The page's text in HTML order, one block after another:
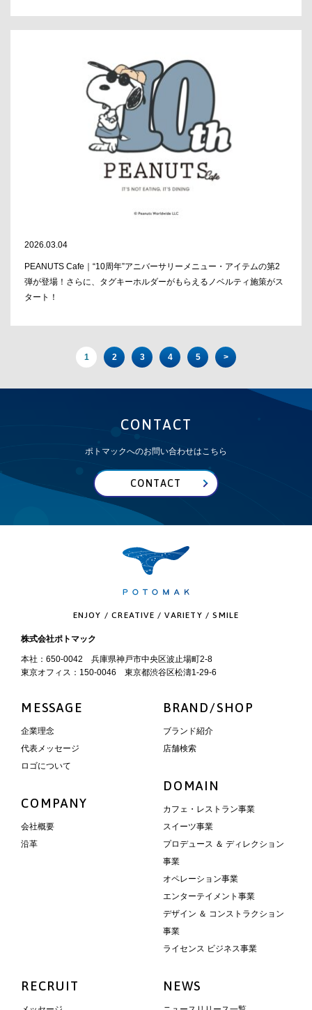
2026.03.04
PEANUTS Cafe｜“10周年”アニバーサリーメニュー・アイテムの第2
弾が登場！さらに、タグキーホルダーがもらえるノベルティ施策がス
タート！
1 2 3 4 5 >
CONTACT
ポトマックへのお問い合わせはこちら
CONTACT
ENJOY / CREATIVE / VARIETY / SMILE
株式会社ポトマック
本社：650-0042 兵庫県神戸市中央区波止場町2-8
東京オフィス：150-0046 東京都渋谷区松濤1-29-6
MESSAGE
企業理念
代表メッセージ
ロゴについて
COMPANY
会社概要
沿革
BRAND/SHOP
ブランド紹介
店舗検索
DOMAIN
カフェ・レストラン事業
スイーツ事業
プロデュース ＆ ディレクション
事業
オペレーション事業
エンターテイメント事業
デザイン ＆ コンストラクション
事業
ライセンス ビジネス事業
RECRUIT NEWS